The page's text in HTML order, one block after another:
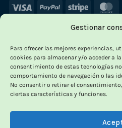
Gestionar
Para ofrecer las mejores experiencias,
cookies para almacenar y/o acceder a
consentimiento de estas tecnologías
comportamiento de navegación o las
No consentir o retirar el
ciertas características y funciones.
Visa PayPal Stripe
OUTLET VORPC